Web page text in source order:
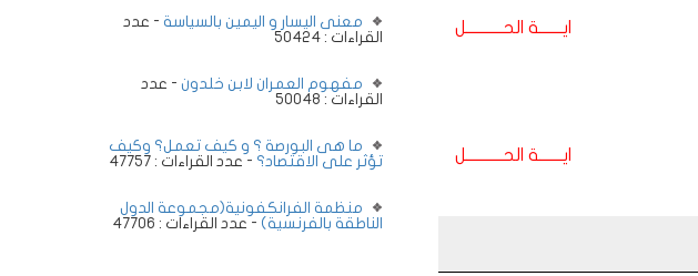
ايـــــــة الحـــــــــــل
ايـــــــة الحـــــــــــل
معنى اليسار و اليمين بالسياسة - عدد
القراءات : 50424
مفهوم العمران لابن خلدون - عدد
القراءات : 50048
ما هى البورصة ؟ و كيف تعمل؟ وكيف
تؤثر على الاقتصاد؟ - عدد القراءات : 47757
منظمة الفرانكفونية(مجموعة الدول
الناطقة بالفرنسية) - عدد القراءات : 47706